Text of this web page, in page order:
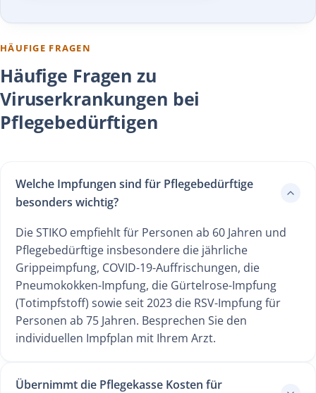
HÄUFIGE FRAGEN
Häufige Fragen zu
Viruserkrankungen bei
Pflegebedürftigen
Welche Impfungen sind für Pflegebedürftige
besonders wichtig?
Die STIKO empfiehlt für Personen ab 60 Jahren und
Pflegebedürftige insbesondere die jährliche
Grippeimpfung, COVID-19-Auffrischungen, die
Pneumokokken-Impfung, die Gürtelrose-Impfung
(Totimpfstoff) sowie seit 2023 die RSV-Impfung für
Personen ab 75 Jahren. Besprechen Sie den
individuellen Impfplan mit Ihrem Arzt.
Übernimmt die Pflegekasse Kosten für